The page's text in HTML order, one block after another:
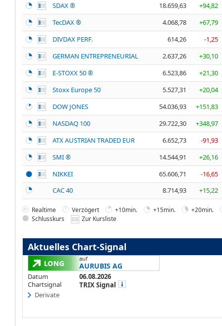
SDAX ®
18.659,63
+94,82
TecDAX ®
4.068,78
+67,79
DIVDAX PERF.
614,26
-1,25
GERMAN ENTREPRENEURIAL
2.637,26
+30,10
E-STOXX 50 ®
6.523,86
+21,30
Stoxx Europe 50
5.527,31
+20,04
DOW JONES
54.036,93
+151,83
NASDAQ 100
29.722,30
+348,97
ATX AUSTRIAN TRADED EUR
6.652,73
-91,93
SMI ®
14.544,91
+26,16
NIKKEI
65.606,71
-16,65
CAC 40
8.714,93 +15,22
Realtime Verzögert +10min. +15min.
+20min.
Schlusskurs
Zur Kursliste
Aktuelles Chart-Signal
auf
AURUBIS AG
Datum
06.08.2026
Chartsignal
TRIX Signal
Derivate